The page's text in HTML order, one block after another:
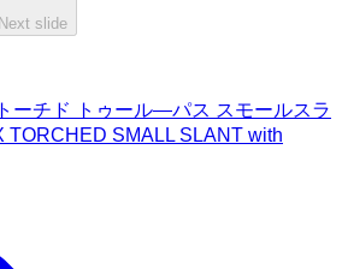
Next slide
ーチド トゥール―パス スモールスラ
TORCHED SMALL SLANT with